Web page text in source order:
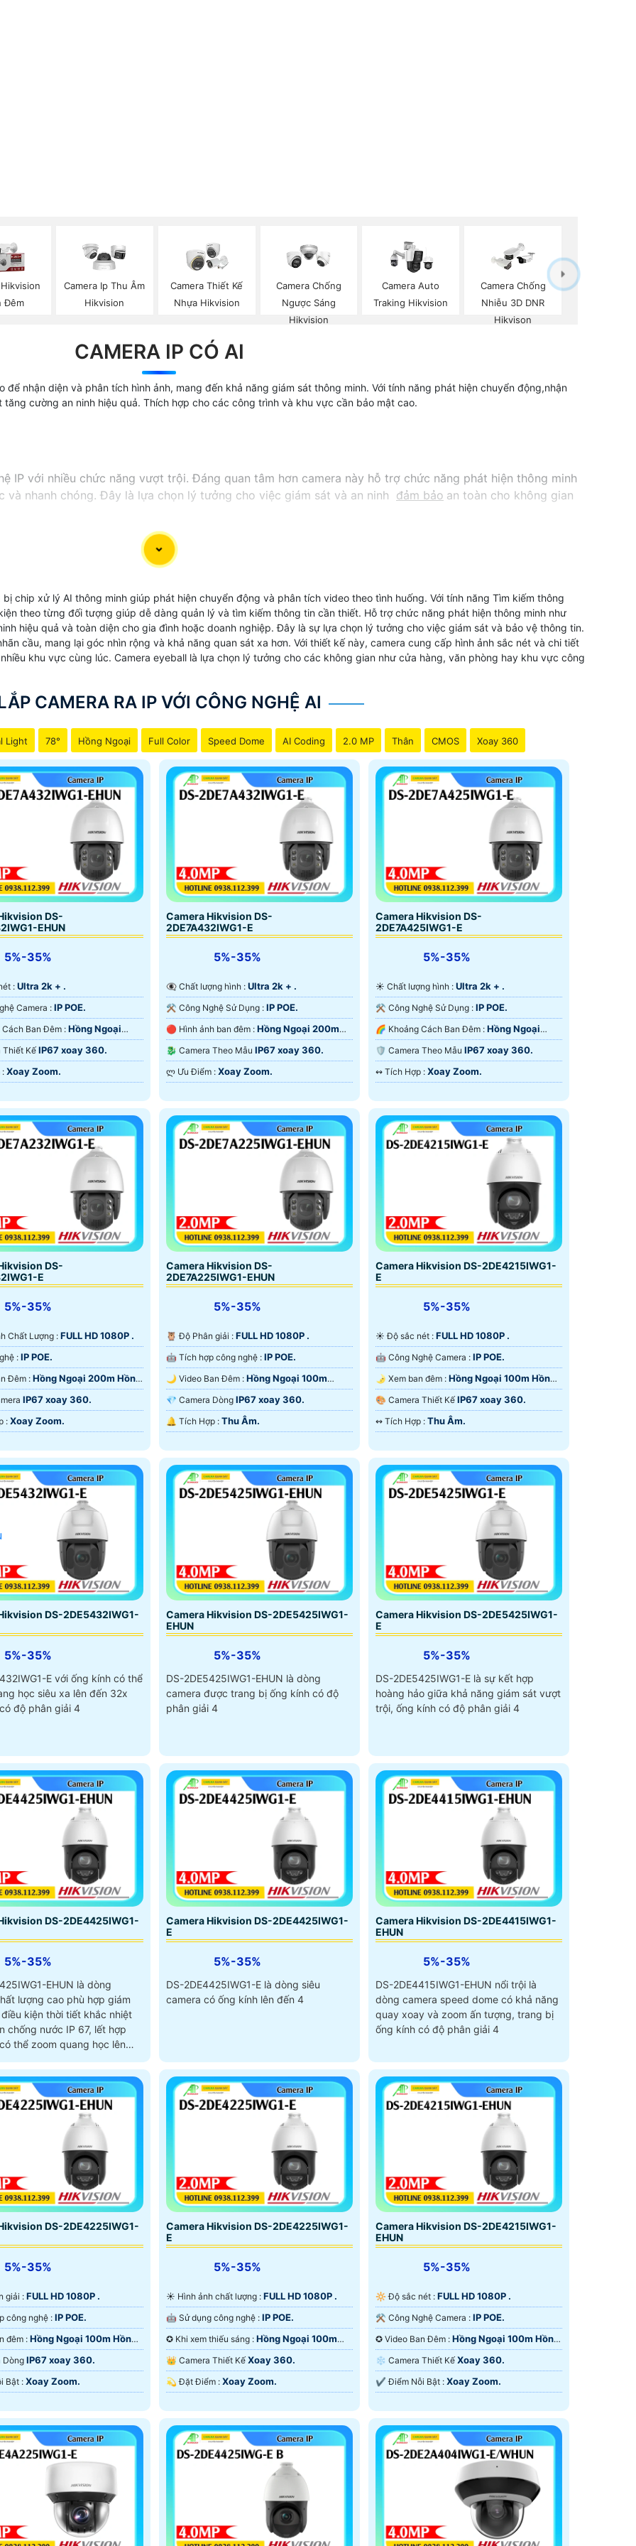
Đêm
Camera Ip Thu Âm
Hikvision
Camera Thiết Kế
Nhựa Hikvision
Camera Chống
Ngược Sáng
Hikvision
Camera Auto
Traking Hikvision
Camera Chống
Nhiễu 3D DNR
Hikvison
CAMERA IP CÓ AI
nhận diện và phân tích hình ảnh, mang đến khả năng giám sát thông minh. Với tính năng phát hiện chuyển động,nhận
cường an ninh hiệu quả. Thích hợp cho các công trình và khu vực cần bảo mật cao.
IP với nhiều chức năng vượt trội. Đáng quan tâm hơn camera này hỗ trợ chức năng phát hiện thông minh
nhanh chóng. Đây là lựa chọn lý tưởng cho việc giám sát và an ninh đảm bảo an toàn cho không gian
chip xử lý AI thông minh giúp phát hiện chuyển động và phân tích video theo tình huống. Với tính năng Tìm kiếm thông
theo từng đối tượng giúp dễ dàng quản lý và tìm kiếm thông tin cần thiết. Hỗ trợ chức năng phát hiện thông minh như
hiệu quả và toàn diện cho gia đình hoặc doanh nghiệp. Đây là sự lựa chọn lý tưởng cho việc giám sát và bảo vệ thông tin.
cầu, mang lại góc nhìn rộng và khả năng quan sát xa hơn. Với thiết kế này, camera cung cấp hình ảnh sắc nét và chi tiết
khu vực cùng lúc. Camera eyeball là lựa chọn lý tưởng cho các không gian như cửa hàng, văn phòng hay khu vực công
CAMERA RA IP VỚI CÔNG NGHỆ AI
Light 78° Hồng Ngoại Full Color Speed Dome AI Coding 2.0 MP Thân CMOS Xoay 360
DS-
EHUN
5%-35%
: Ultra 2k + .
⚒ Công Nghệ Camera : IP POE.
🌛 Khoảng Cách Ban Đêm : Hồng Ngoại
Ngoại Smart IR.
Thiết KếIP67 xoay 360.
️↭ Ưu Điểm : Xoay Zoom.
Camera Hikvision DS-
2DE7A432IWG1-E
5%-35%
👁️‍🗨 Chất lượng hình : Ultra 2k + .
⚒ Công Nghệ Sử Dụng : IP POE.
🔴 Hình ảnh ban đêm : Hồng Ngoại 200m
Hồng Ngoại Smart IR.
🐉️ Camera Theo Mẫu IP67 xoay 360.
️ლ Ưu Điểm : Xoay Zoom.
Camera Hikvision DS-
2DE7A425IWG1-E
5%-35%
☀️ Chất lượng hình : Ultra 2k + .
⚒ Công Nghệ Sử Dụng : IP POE.
🌈 Khoảng Cách Ban Đêm : Hồng Ngoại
200m Hồng Ngoại Smart IR.
🛡 Camera Theo Mẫu IP67 xoay 360.
️↭ Tích Hợp : Xoay Zoom.
DS-
E
5%-35%
Chất Lượng :FULL HD 1080P .
🕉️ Công Nghệ : IP POE.
⭐ Nhìn Ban Đêm : Hồng Ngoại 200m Hồng
IR.IP67 xoay 360.
️⌘ Tích Hợp : Xoay Zoom.
Camera Hikvision DS-
2DE7A225IWG1-EHUN
5%-35%
🦉 Độ Phân giải : FULL HD 1080P .
🤖️ Tích hợp công nghệ : IP POE.
🌙 Video Ban Đêm : Hồng Ngoại 100m
Hồng Ngoại Smart IR.
💎 Camera Dòng IP67 xoay 360.
️🔔 Tích Hợp : Thu Âm.
Camera Hikvision DS-2DE4215IWG1-
E
5%-35%
☀️ Độ sắc nét : FULL HD 1080P .
🤖️ Công Nghệ Camera : IP POE.
🌛 Xem ban đêm : Hồng Ngoại 100m Hồng
Ngoại Smart IR.
🎨 Camera Thiết Kế IP67 xoay 360.
️↭ Tích Hợp : Thu Âm.
DS-2DE5432IWG1-
5%-35%
E với ống kính có thể
học siêu xa lên đến 32x
độ phân giải 4
Camera Hikvision DS-2DE5425IWG1-
EHUN
5%-35%
DS-2DE5425IWG1-EHUN là dòng
camera được trang bị ống kính có độ
phân giải 4
Camera Hikvision DS-2DE5425IWG1-
E
5%-35%
DS-2DE5425IWG1-E là sự kết hợp
hoàng hảo giữa khả năng giám sát vượt
trội, ống kính có độ phân giải 4
DS-2DE4425IWG1-
5%-35%
EHUN là dòng
lượng cao phù hợp giám
kiện thời tiết khắc nhiệt
chống nước IP 67, lết hợp
thể zoom quang học lên
giúp nhận biết người và
Camera Hikvision DS-2DE4425IWG1-
E
5%-35%
DS-2DE4425IWG1-E là dòng siêu
camera có ống kính lên đến 4
Camera Hikvision DS-2DE4415IWG1-
EHUN
5%-35%
DS-2DE4415IWG1-EHUN nổi trội là
dòng camera speed dome có khả năng
quay xoay và zoom ấn tượng, trang bị
ống kính có độ phân giải 4
DS-2DE4225IWG1-
5%-35%
giải : FULL HD 1080P .
🤖️ Tích hợp công nghệ : IP POE.
💥 Xem ban đêm : Hồng Ngoại 100m Hồng
IR.
DòngIP67 xoay 360.
️⌘ Điểm Nỗi Bật : Xoay Zoom.
Camera Hikvision DS-2DE4225IWG1-
E
5%-35%
☀️ Hình ảnh chất lượng : FULL HD 1080P .
🤖️ Sử dụng công nghệ : IP POE.
✪ Khi xem thiếu sáng : Hồng Ngoại 100m
Hồng Ngoại Smart IR.
👑 Camera Thiết Kế Xoay 360.
️💫 Đặt Điểm : Xoay Zoom.
Camera Hikvision DS-2DE4215IWG1-
EHUN
5%-35%
🔆 Độ sắc nét : FULL HD 1080P .
⚒ Công Nghệ Camera : IP POE.
✪ Video Ban Đêm : Hồng Ngoại 100m Hồng
Ngoại Smart IR.
❄ Camera Thiết Kế Xoay 360.
️✔️ Điểm Nỗi Bật : Xoay Zoom.